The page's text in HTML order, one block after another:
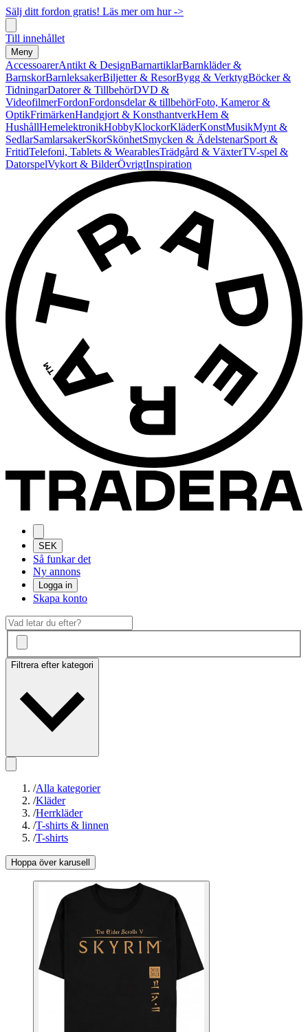
Sälj ditt fordon gratis! Läs mer om hur ->
Till innehållet
Meny
AccessoarerAntikt & DesignBarnartiklarBarnkläder &
BarnskorBarnleksakerBiljetter & ResorBygg & VerktygBöcker &
TidningarDatorer & TillbehörDVD &
VideofilmerFordonFordonsdelar & tillbehörFoto, Kameror &
OptikFrimärkenHandgjort & KonsthantverkHem &
HushållHemelektronikHobbyKlockorKläderKonstMusikMynt &
SedlarSamlarsakerSkorSkönhetSmycken & ÄdelstenarSport &
FritidTelefoni, Tablets & WearablesTrädgård & VäxterTV-spel &
DatorspelVykort & BilderÖvrigtInspiration
SEK
Så funkar det
Ny annons
Logga in
Skapa konto
Filtrera efter kategori
/Alla kategorier
/Kläder
/Herrkläder
/T-shirts & linnen
/T-shirts
Hoppa över karusell